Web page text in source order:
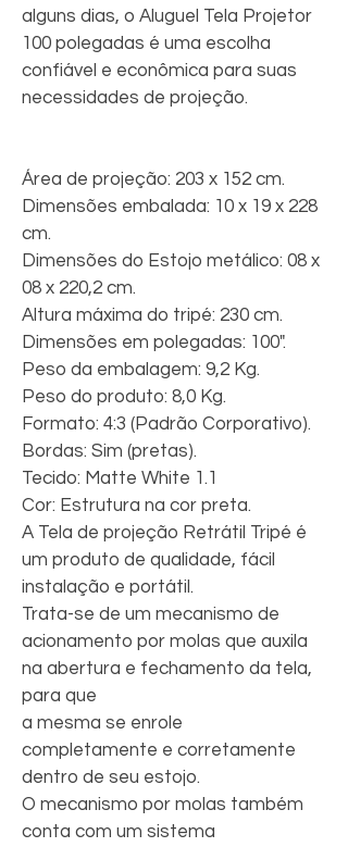
alguns dias, o Aluguel Tela Projetor
100 polegadas é uma escolha
confiável e econômica para suas
necessidades de projeção.
Área de projeção: 203 x 152 cm.
Dimensões embalada: 10 x 19 x 228
cm.
Dimensões do Estojo metálico: 08 x
08 x 220,2 cm.
Altura máxima do tripé: 230 cm.
Dimensões em polegadas: 100".
Peso da embalagem: 9,2 Kg.
Peso do produto: 8,0 Kg.
Formato: 4:3 (Padrão Corporativo).
Bordas: Sim (pretas).
Tecido: Matte White 1.1
Cor: Estrutura na cor preta.
A Tela de projeção Retrátil Tripé é
um produto de qualidade, fácil
instalação e portátil.
Trata-se de um mecanismo de
acionamento por molas que auxila
na abertura e fechamento da tela,
para que
a mesma se enrole
completamente e corretamente
dentro de seu estojo.
O mecanismo por molas também
conta com um sistema